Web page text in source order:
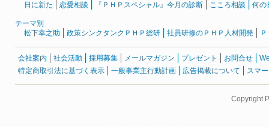
日に新た
恋愛相談 『ＰＨＰスペシャル』今月の診断 こころ相談 何の
テーマ別
松下幸之助
政策シンクタンクＰＨＰ総研 社員研修のＰＨＰ人材開発
会社案内 社会活動 採用募集 メールマガジン プレゼント お問合せ
特定商取引法に基づく表示
一般事業主行動計画 広告掲載について スマ
Copyright